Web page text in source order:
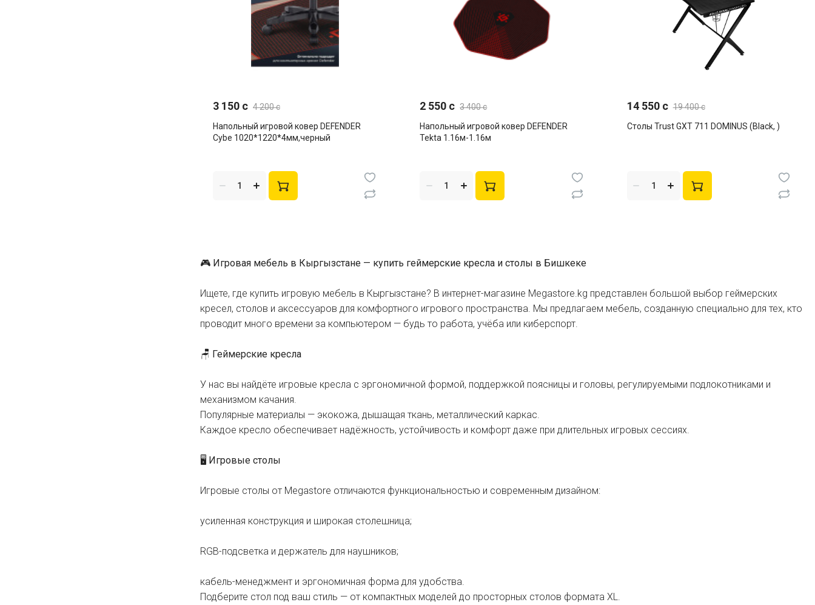
3 150 c 4 200 c
Напольный игровой ковер DEFENDER
Cybe 1020*1220*4мм,черный
2 550 c 3 400 c
Напольный игровой ковер DEFENDER
Tekta 1.16м-1.16м
14 550 c 19 400 c
Столы Trust GXT 711 DOMINUS (Black, )
🎮 Игровая мебель в Кыргызстане — купить геймерские кресла и столы в Бишкеке
Ищете, где купить игровую мебель в Кыргызстане? В интернет-магазине Megastore.kg представлен большой выбор геймерских
кресел, столов и аксессуаров для комфортного игрового пространства. Мы предлагаем мебель, созданную специально для тех, кто
проводит много времени за компьютером — будь то работа, учёба или киберспорт.
🪑 Геймерские кресла
У нас вы найдёте игровые кресла с эргономичной формой, поддержкой поясницы и головы, регулируемыми подлокотниками и
механизмом качания.
Популярные материалы — экокожа, дышащая ткань, металлический каркас.
Каждое кресло обеспечивает надёжность, устойчивость и комфорт даже при длительных игровых сессиях.
🖥️ Игровые столы
Игровые столы от Megastore отличаются функциональностью и современным дизайном:
усиленная конструкция и широкая столешница;
RGB-подсветка и держатель для наушников;
кабель-менеджмент и эргономичная форма для удобства.
Подберите стол под ваш стиль — от компактных моделей до просторных столов формата XL.